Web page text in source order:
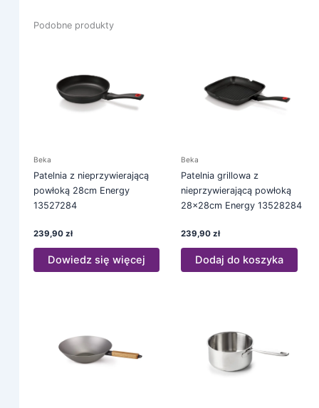
Podobne produkty
Beka
Patelnia z nieprzywierającą
powłoką 28cm Energy
13527284
239,90 zł
Dowiedz się więcej
Beka
Patelnia grillowa z
nieprzywierającą powłoką
28x28cm Energy 13528284
239,90 zł
Dodaj do koszyka